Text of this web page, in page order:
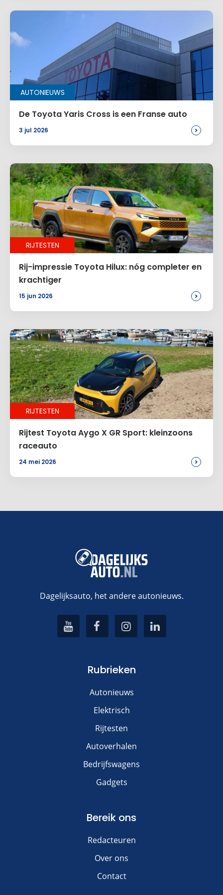
Voeg een reactie toe
Alternative:
AUTONIEUWS
De Toyota Yaris Cross is een Franse auto
3 jul 2026 >
RIJTESTEN
Rij-impressie Toyota Hilux: nóg completer en
krachtiger
15 jun 2026 >
RIJTESTEN
Rijtest Toyota Aygo X GR Sport: kleinzoons
raceauto
24 mei 2026 >
Dagelijksauto, het andere autonieuws.
Rubrieken
Autonieuws
Elektrisch
Rijtesten
Autoverhalen
Bedrijfswagens
Gadgets
Bereik ons
Redacteuren
Over ons
Contact